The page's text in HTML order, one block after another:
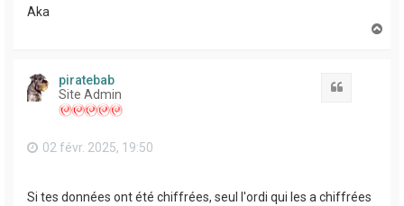
Aka
piratebab
Site Admin
02 févr. 2025, 19:50
Si tes données ont été chiffrées, seul l'ordi qui les a chiffrées